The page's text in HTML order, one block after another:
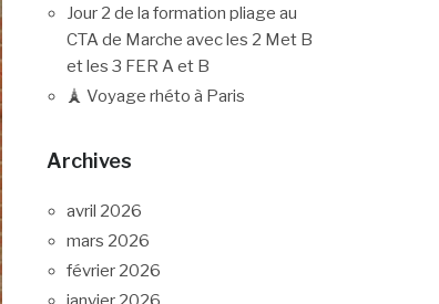
Jour 2 de la formation pliage au
CTA de Marche avec les 2 Met B
et les 3 FER A et B
🗼 Voyage rhéto à Paris
Archives
avril 2026
mars 2026
février 2026